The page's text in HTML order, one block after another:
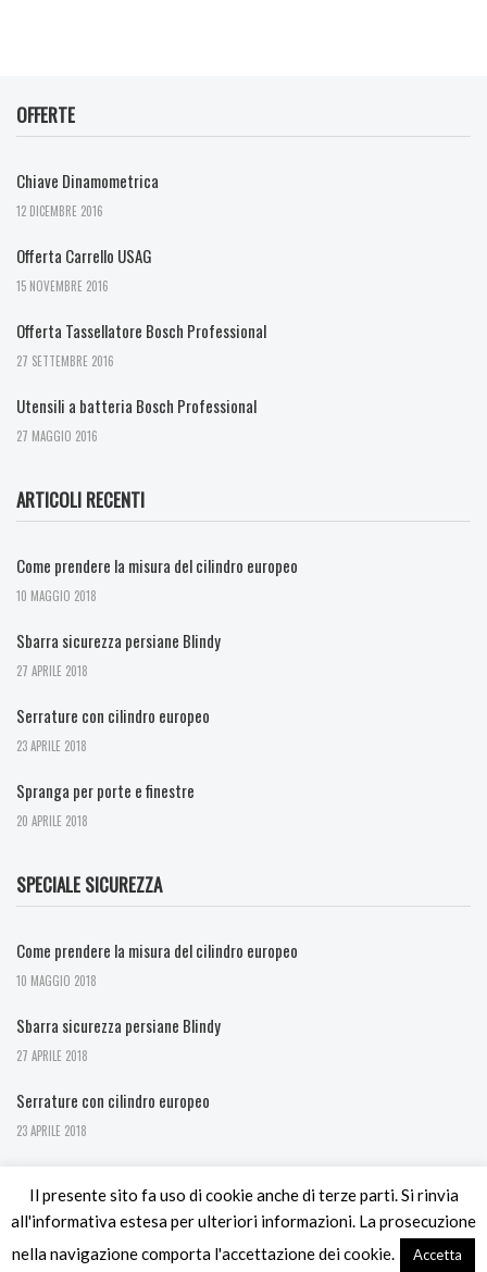
OFFERTE
Chiave Dinamometrica
12 DICEMBRE 2016
Offerta Carrello USAG
15 NOVEMBRE 2016
Offerta Tassellatore Bosch Professional
27 SETTEMBRE 2016
Utensili a batteria Bosch Professional
27 MAGGIO 2016
ARTICOLI RECENTI
Come prendere la misura del cilindro europeo
10 MAGGIO 2018
Sbarra sicurezza persiane Blindy
27 APRILE 2018
Serrature con cilindro europeo
23 APRILE 2018
Spranga per porte e finestre
20 APRILE 2018
SPECIALE SICUREZZA
Come prendere la misura del cilindro europeo
10 MAGGIO 2018
Sbarra sicurezza persiane Blindy
27 APRILE 2018
Serrature con cilindro europeo
23 APRILE 2018
© Copyright 2024. Ferramenta Utensileria Bernasconi - p.iva
Il presente sito fa uso di cookie anche di terze parti. Si rinvia
all'informativa estesa per ulteriori informazioni. La prosecuzione
nella navigazione comporta l'accettazione dei cookie.
Accetta